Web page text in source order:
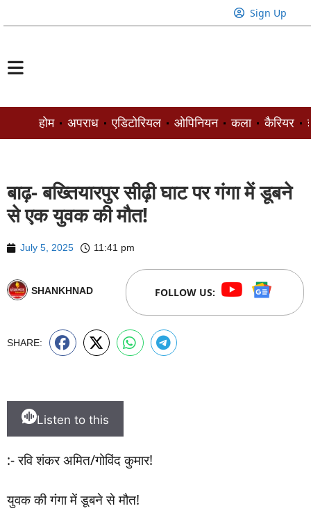
Sign Up
होम अपराध एडिटोरियल ओपिनियन कला कैरियर
बाढ़- बख्तियारपुर सीढ़ी घाट पर गंगा में डूबने
से एक युवक की मौत!
July 5, 2025 11:41 pm
SHANKHNAD FOLLOW US:
SHARE:
Listen to this
:- रवि शंकर अमित/गोविंद कुमार!
युवक की गंगा में डूबने से मौत!